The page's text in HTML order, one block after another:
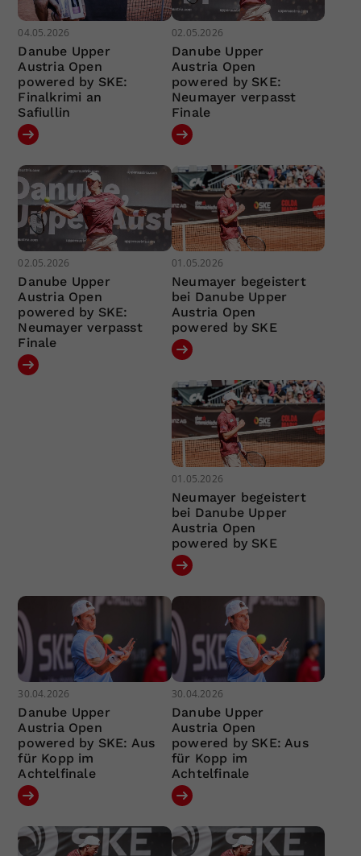
04.05.2026
Danube Upper
Austria Open
powered by SKE:
Finalkrimi an
Safiullin
02.05.2026
Danube Upper
Austria Open
powered by SKE:
Neumayer verpasst
Finale
02.05.2026
Danube Upper
Austria Open
powered by SKE:
Neumayer verpasst
Finale
01.05.2026
Neumayer begeistert
bei Danube Upper
Austria Open
powered by SKE
01.05.2026
Neumayer begeistert
bei Danube Upper
Austria Open
powered by SKE
30.04.2026
Danube Upper
Austria Open
powered by SKE: Aus
für Kopp im
Achtelfinale
30.04.2026
Danube Upper
Austria Open
powered by SKE: Aus
für Kopp im
Achtelfinale